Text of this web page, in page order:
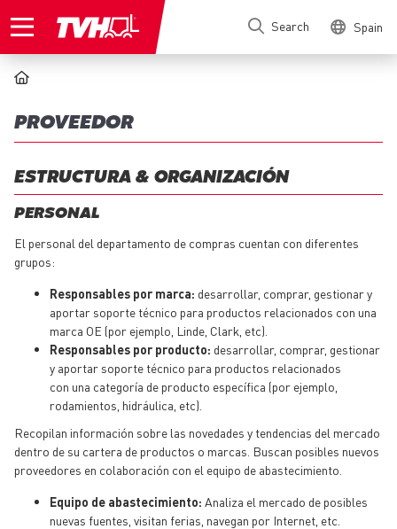
to
Search Spain
PROVEEDOR
ESTRUCTURA & ORGANIZACIÓN
PERSONAL
El personal del departamento de compras cuentan con diferentes
grupos:
Responsables por marca: desarrollar, comprar, gestionar y
aportar soporte técnico para productos relacionados con una
marca OE (por ejemplo, Linde, Clark, etc).
Responsables por producto: desarrollar, comprar, gestionar
y aportar soporte técnico para productos relacionados
con una categoría de producto específica (por ejemplo,
rodamientos, hidráulica, etc).
Recopilan información sobre las novedades y tendencias del mercado
dentro de su cartera de productos o marcas. Buscan posibles nuevos
proveedores en colaboración con el equipo de abastecimiento.
Equipo de abastecimiento: Analiza el mercado de posibles
nuevas fuentes, visitan ferias, navegan por Internet, etc.